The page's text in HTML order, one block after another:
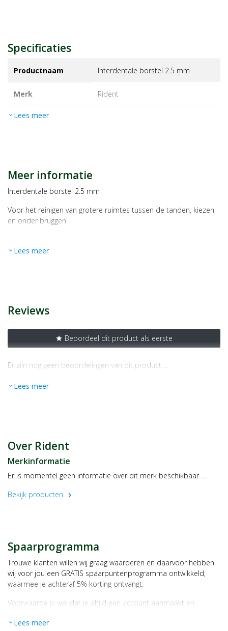
Specificaties
Productnaam Interdentale borstel 2.5 mm
Merk rident
EAN
expand_more Lees meer
Meer informatie
Interdentale borstel 2.5 mm
Voor het reinigen van grotere ruimtes tussen de tanden, kiezen
en onder bruggen.
Beweeg de borsteltjes enkele malen tussen de tanden heen en
expand_more Lees meer
Reviews
star Beoordeel dit product als eerste
Er zijn nog geen beoordelingen van dit product …
expand_more Lees meer
Over Rident
Merkinformatie
Er is momentel geen informatie over dit merk beschikbaar …
Bekijk producten
chevron_right
Spaarprogramma
Trouwe klanten willen wij graag waarderen en daarvoor hebben
wij voor jou een GRATIS spaarpuntenprogramma ontwikkeld,
waarmee je achteraf 5% korting ontvangt.
Voorwaarde is wel dat je altijd een account aanmaakt en
Bij iedere bestelling ontvang je per bestede euro 1 spaarpunt,
expand_more Lees meer